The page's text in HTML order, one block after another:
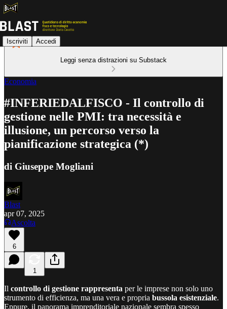
Iscriviti Accedi
Leggi senza distrazioni su Substack
Economia
#INFERIEDALFISCO - Il controllo di
gestione nelle PMI: tra necessità e
illusione, un percorso verso la
pianificazione strategica (*)
di Giuseppe Mogliani
Blast
apr 07, 2025
Ascolta
6
1
Il controllo di gestione rappresenta per le imprese non solo uno
strumento di efficienza, ma una vera e propria bussola esistenziale.
Eppure, il panorama imprenditoriale nazionale sembra spesso